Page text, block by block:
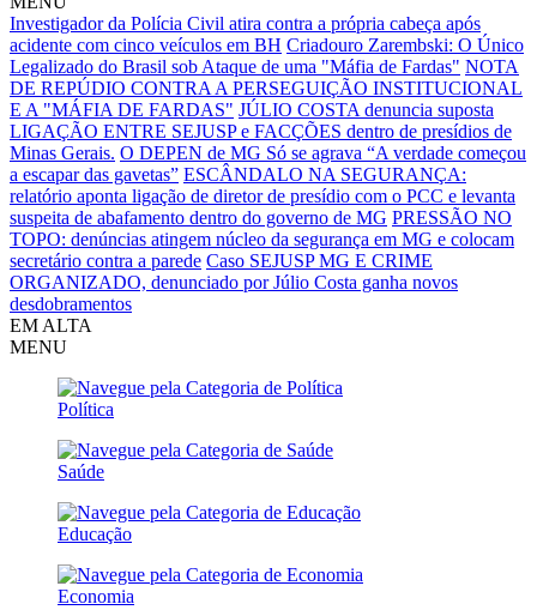
Investigador da Polícia Civil atira contra a própria cabeça após
acidente com cinco veículos em BH Criadouro Zarembski: O Único
Legalizado do Brasil sob Ataque de uma "Máfia de Fardas" NOTA
DE REPÚDIO CONTRA A PERSEGUIÇÃO INSTITUCIONAL
E A "MÁFIA DE FARDAS" JÚLIO COSTA denuncia suposta
LIGAÇÃO ENTRE SEJUSP e FACÇÕES dentro de presídios de
Minas Gerais. O DEPEN de MG Só se agrava “A verdade começou
a escapar das gavetas” ESCÂNDALO NA SEGURANÇA:
relatório aponta ligação de diretor de presídio com o PCC e levanta
suspeita de abafamento dentro do governo de MG PRESSÃO NO
TOPO: denúncias atingem núcleo da segurança em MG e colocam
secretário contra a parede Caso SEJUSP MG E CRIME
ORGANIZADO, denunciado por Júlio Costa ganha novos
desdobramentos
EM ALTA
MENU
Política
Saúde
Educação
Economia